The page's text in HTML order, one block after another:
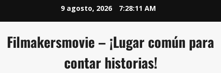
9 agosto, 2026 7:28:12 AM
Filmakersmovie – ¡Lugar común para
contar historias!